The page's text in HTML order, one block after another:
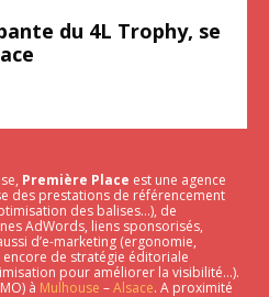
du 4L Trophy, se
Première Place est une agence
des prestations de référencement
des balises…), de
AdWords, liens sponsorisés,
d’e-marketing (ergonomie,
de stratégie éditoriale
pour améliorer la visibilité…).
à Mulhouse –Alsace. A proximité